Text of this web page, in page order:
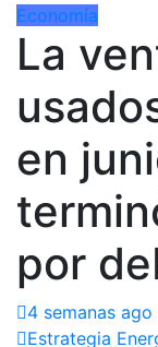
Economía
La
en
por
4 semanas ago
Estrategia